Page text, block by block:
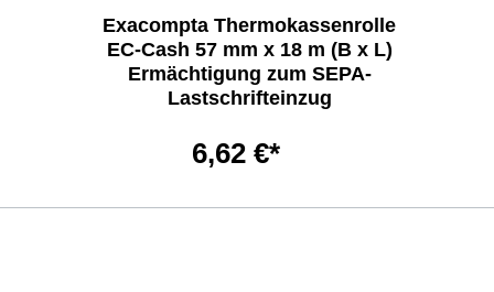
Exacompta Thermokassenrolle
EC-Cash 57 mm x 18 m (B x L)
Ermächtigung zum SEPA-
Lastschrifteinzug
6,62 €*